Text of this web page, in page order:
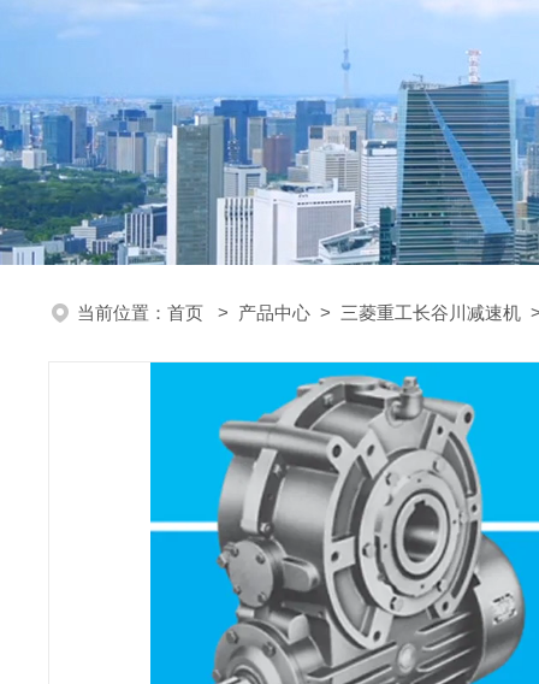
当前位置： 首页 > 产品中心 > 三菱重工长谷川减速机